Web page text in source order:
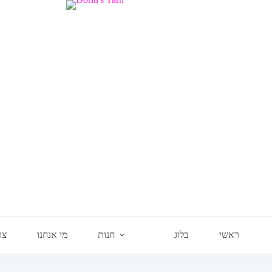
מי אנחנו חנות בלוג ראשי